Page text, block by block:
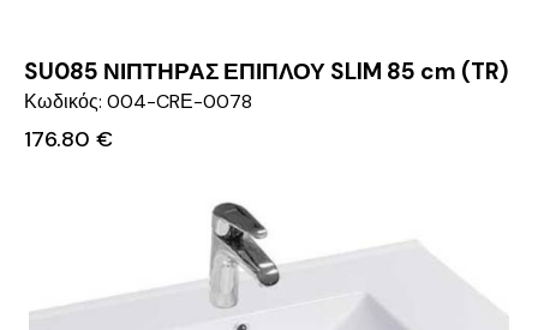
SU085 ΝΙΠΤΗΡΑΣ ΕΠΙΠΛΟΥ SLIM 85 cm (TR)
Κωδικός: 004-CRΕ-0078
176.80 €